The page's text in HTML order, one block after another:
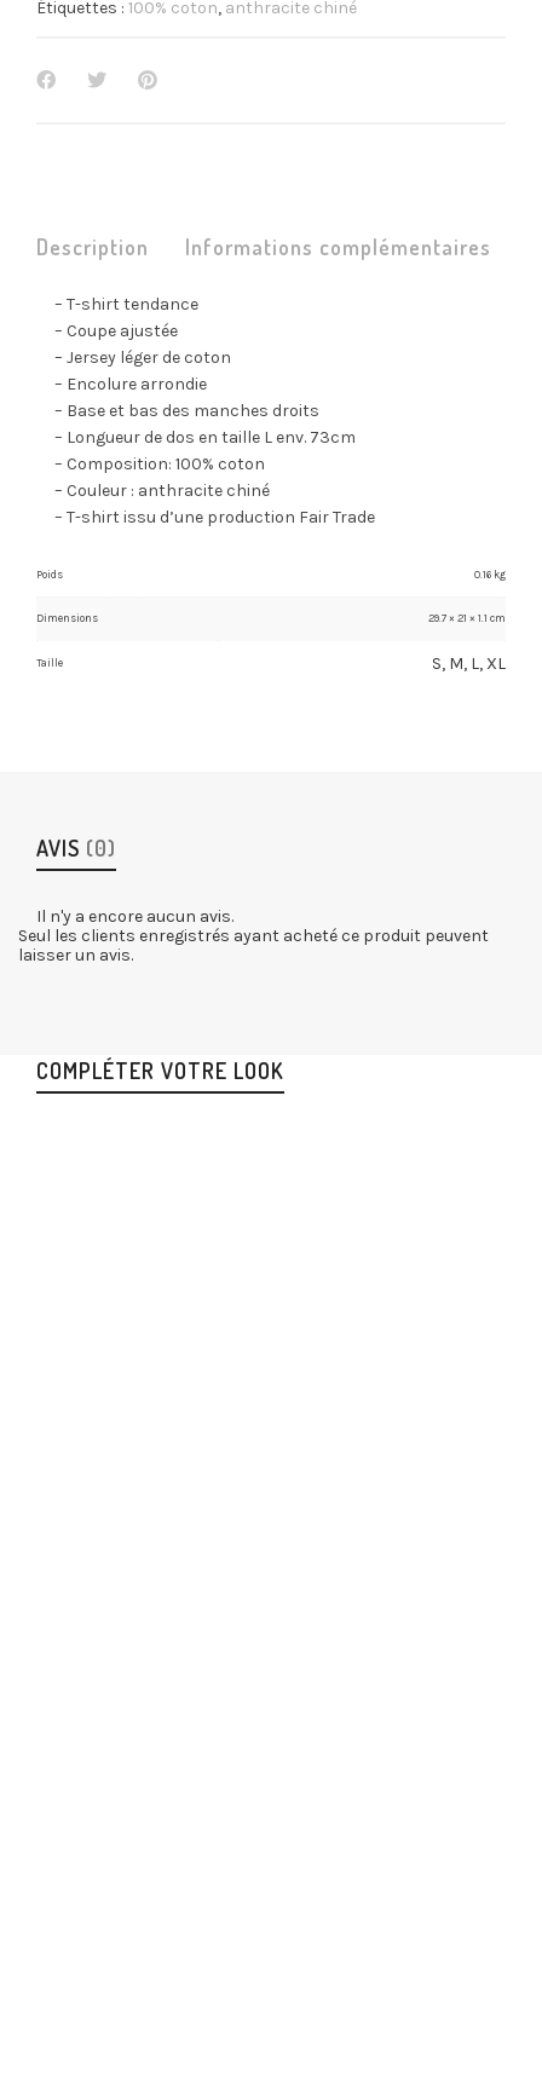
Étiquettes : 100% coton, anthracite chiné
Description Informations complémentaires
– T-shirt tendance
– Coupe ajustée
– Jersey léger de coton
– Encolure arrondie
– Base et bas des manches droits
– Longueur de dos en taille L env. 73cm
– Composition: 100% coton
– Couleur : anthracite chiné
– T-shirt issu d’une production Fair Trade
Poids 0.16 kg
Dimensions 29.7 × 21 × 1.1 cm
Taille S, M, L, XL
AVIS (0)
Il n'y a encore aucun avis.
Seul les clients enregistrés ayant acheté ce produit peuvent
laisser un avis.
COMPLÉTER VOTRE LOOK